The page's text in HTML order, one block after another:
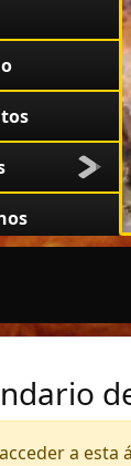
a esta